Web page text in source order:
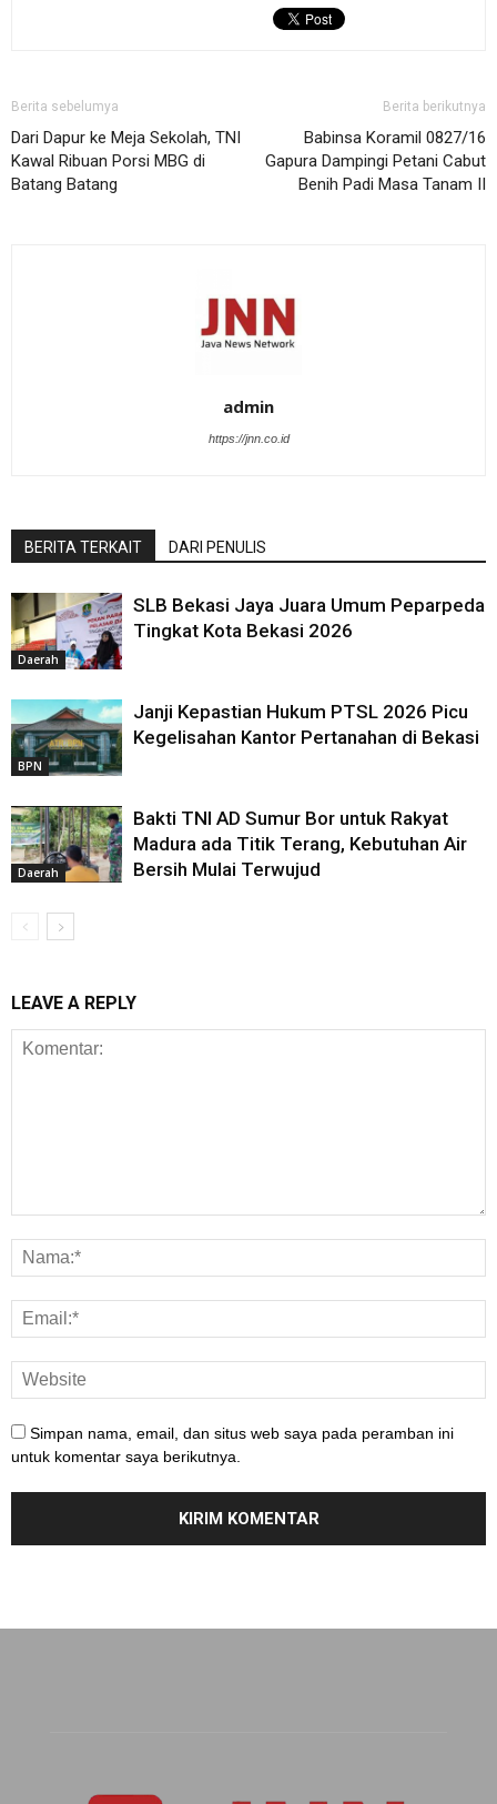
Berita sebelumya
Dari Dapur ke Meja Sekolah, TNI
Kawal Ribuan Porsi MBG di
Batang Batang
Berita berikutnya
Babinsa Koramil 0827/16
Gapura Dampingi Petani Cabut
Benih Padi Masa Tanam II
admin
https://jnn.co.id
BERITA TERKAIT DARI PENULIS
Daerah
SLB Bekasi Jaya Juara Umum Peparpeda
Tingkat Kota Bekasi 2026
BPN
Janji Kepastian Hukum PTSL 2026 Picu
Kegelisahan Kantor Pertanahan di Bekasi
Daerah
Bakti TNI AD Sumur Bor untuk Rakyat
Madura ada Titik Terang, Kebutuhan Air
Bersih Mulai Terwujud
LEAVE A REPLY
Simpan nama, email, dan situs web saya pada peramban ini
untuk komentar saya berikutnya.